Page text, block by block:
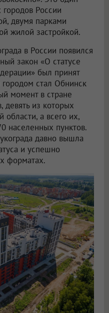
России
двумя парками
жилой застройкой.
в России появился
закон «О статусе
был принят
стал Обнинск
момент в стране
девять из которых
а всего их,
населенных пунктов.
давно вышла
и успешно
форматах.